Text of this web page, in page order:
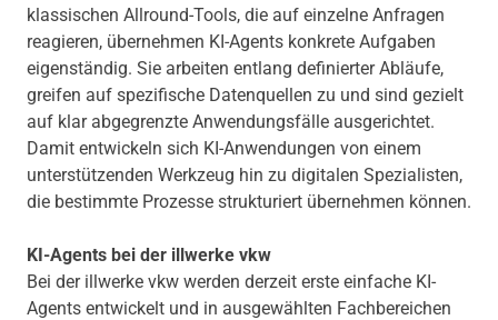
klassischen Allround-Tools, die auf einzelne Anfragen
reagieren, übernehmen KI-Agents konkrete Aufgaben
eigenständig. Sie arbeiten entlang definierter Abläufe,
greifen auf spezifische Datenquellen zu und sind gezielt
auf klar abgegrenzte Anwendungsfälle ausgerichtet.
Damit entwickeln sich KI-Anwendungen von einem
unterstützenden Werkzeug hin zu digitalen Spezialisten,
die bestimmte Prozesse strukturiert übernehmen können.
KI-Agents bei der illwerke vkw
Bei der illwerke vkw werden derzeit erste einfache KI-
Agents entwickelt und in ausgewählten Fachbereichen